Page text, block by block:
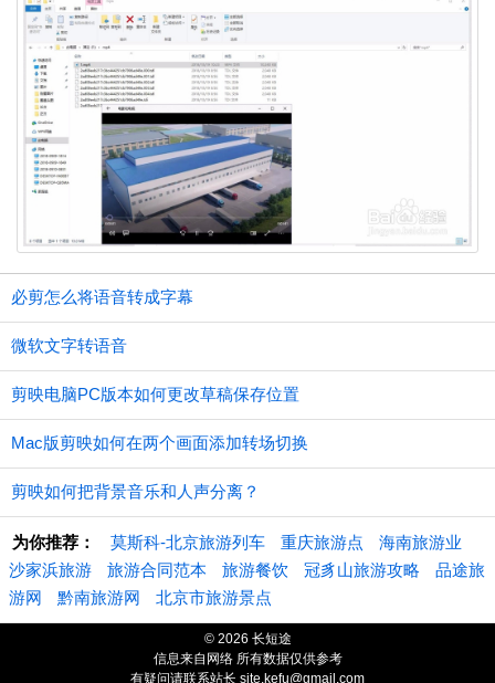
必剪怎么将语音转成字幕
微软文字转语音
剪映电脑PC版本如何更改草稿保存位置
Mac版剪映如何在两个画面添加转场切换
剪映如何把背景音乐和人声分离？
为你推荐： 莫斯科-北京旅游列车 重庆旅游点
海南旅游业
沙家浜旅游
旅游合同范本 旅游餐饮 冠豸山旅游攻略
品途旅
游网
黔南旅游网 北京市旅游景点
© 2026 长短途
信息来自网络 所有数据仅供参考
有疑问请联系站长 site.kefu@gmail.com